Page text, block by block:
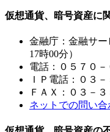
仮想通貨、暗号資産に
金融庁：金融サー
17時00分）
電話：０５７０
ＩＰ電話：０３
ＦＡＸ：０３－
ネットでの問い合